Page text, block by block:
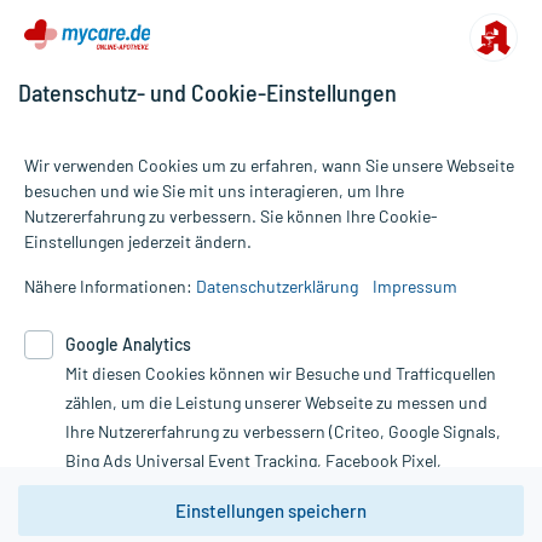
Alle Preise gelten inkl. MwSt., ggf. zzgl. Versandkosten
Informationen auf dieser Website werden ausschließlich für
die Untersuchung und Behandlung durch einen Arzt. Bitte
Therapien eingeleitet werden können. | Diese Webseite benutzt
Google Analytics. Lesen Sie bitte dazu die wichtigen Hinweise in
unserer Datenschutzerklärung. Für den Widerruf einer Bestellung
nutzen Sie das Formular:
Vertrag widerrufen
Datenschutz- und Cookie-Einstellungen
Wir verwenden Cookies um zu erfahren, wann Sie unsere Webseite
besuchen und wie Sie mit uns interagieren, um Ihre
Nutzererfahrung zu verbessern. Sie können Ihre Cookie-
Einstellungen jederzeit ändern.
Nähere Informationen: Datenschutzerklärung Impressum
Google Analytics
Mit diesen Cookies können wir Besuche und Trafficquellen
zählen, um die Leistung unserer Webseite zu messen und
Ihre Nutzererfahrung zu verbessern (Criteo, Google Signals,
Bing Ads Universal Event Tracking, Facebook Pixel,
Youtube-Social Plugin).
Wir weisen darauf hin, dass die
Einstellungen speichern